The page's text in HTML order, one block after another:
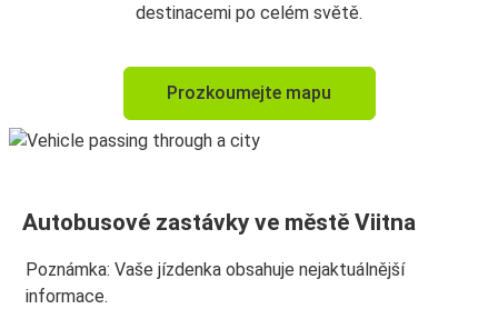
destinacemi po celém světě.
Prozkoumejte mapu
Autobusové zastávky ve městě Viitna
Poznámka: Vaše jízdenka obsahuje nejaktuálnější
informace.